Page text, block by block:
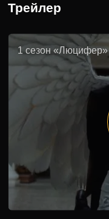
Трейлер
1 сезон «Люцифер»